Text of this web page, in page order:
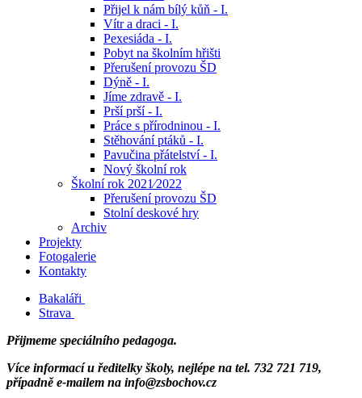
Přijel k nám bílý kůň - I.
Vítr a draci - I.
Pexesiáda - I.
Pobyt na školním hřišti
Přerušení provozu ŠD
Dýně - I.
Jíme zdravě - I.
Prší prší - I.
Práce s přírodninou - I.
Stěhování ptáků - I.
Pavučina přátelství - I.
Nový školní rok
Školní rok 2021⁄2022
Přerušení provozu ŠD
Stolní deskové hry
Archiv
Projekty
Fotogalerie
Kontakty
Bakaláři
Strava
Přijmeme speciálního pedagoga.
Více informací u ředitelky školy, nejlépe na tel. 732 721 719,
případně e-mailem na info@zsbochov.cz